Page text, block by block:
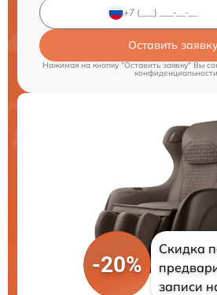
Оставить
Нажимая на кнопку "Оставить заявку" Вы
конфиденциальности
-20%
Скидка
записи